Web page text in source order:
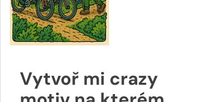
Vytvoř mi crazy